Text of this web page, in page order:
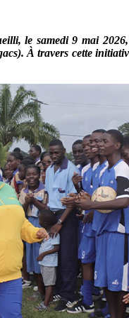
le samedi 9 mai
À travers cette